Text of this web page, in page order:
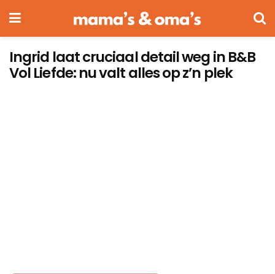
Ingrid laat cruciaal detail weg in B&B
Vol Liefde: nu valt alles op z’n plek